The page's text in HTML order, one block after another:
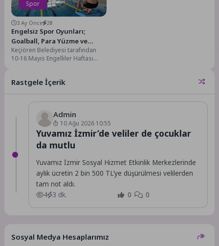
Spor
3 Ay Önce 28
Engelsiz Spor Oyunları;
Goalball, Para Yüzme ve
Tenis
Keçiören Belediyesi tarafından
10-16 Mayıs Engelliler Haftası
gerçekleştirilen...
Rastgele İçerik
Admin
10 Ağu 2026 10:55
Yuvamız İzmir’de veliler de çocuklar
da mutlu
Yuvamız İzmir Sosyal Hizmet Etkinlik Merkezlerinde
aylık ücretin 2 bin 500 TL’ye düşürülmesi velilerden
tam not aldı.
4 3 dk. 0 0
Sosyal Medya Hesaplarımız